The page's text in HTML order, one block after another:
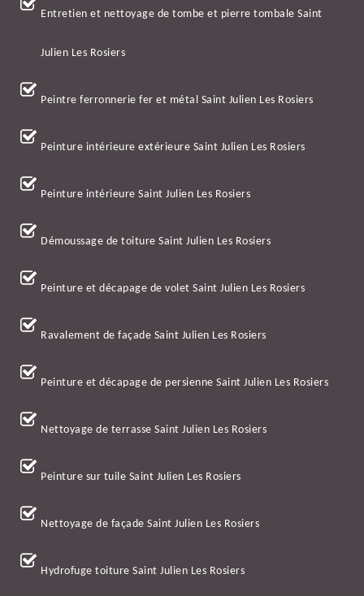
Entretien et nettoyage de tombe et pierre tombale Saint
Julien Les Rosiers
Peintre ferronnerie fer et métal Saint Julien Les Rosiers
Peinture intérieure extérieure Saint Julien Les Rosiers
Peinture intérieure Saint Julien Les Rosiers
Démoussage de toiture Saint Julien Les Rosiers
Peinture et décapage de volet Saint Julien Les Rosiers
Ravalement de façade Saint Julien Les Rosiers
Peinture et décapage de persienne Saint Julien Les Rosiers
Nettoyage de terrasse Saint Julien Les Rosiers
Peinture sur tuile Saint Julien Les Rosiers
Nettoyage de façade Saint Julien Les Rosiers
Hydrofuge toiture Saint Julien Les Rosiers